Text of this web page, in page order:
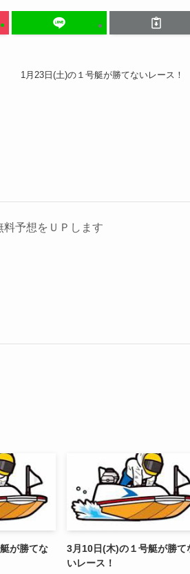
1月23日(土)の１号艇が勝てないレース！
予想をＵＰします
が勝てな
3月10日(木)の１号艇が勝て
いレース！